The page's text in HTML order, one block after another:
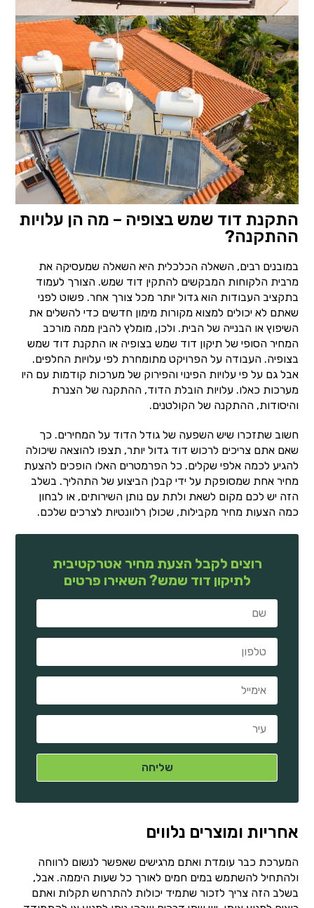
התקנת דוד שמש בצופיה – מה הן עלויות
ההתקנה?
במובנים רבים, השאלה הכלכלית היא השאלה שמעסיקה את
מרבית הלקוחות המבקשים להתקין דוד שמש. הצורך לעמוד
בתקציב העבודות הוא גדול יותר מכל צורך אחר. פשוט לפני
שאתם לא יכולים למצוא מקורות מימון חדשים כדי להשלים את
השיפוץ או הבנייה של הבית. ולכן, מומלץ להבין ממה מורכב
המחיר הסופי של תיקון דוד שמש בצופיה או התקנת דוד שמש
בצופיה. העבודה על הפרויקט מתומחרת לפי עלויות החלפים.
אבל גם על פי עלויות הפינוי והפירוק של מערכות קודמות עם היו
מערכות כאלו. עלויות הובלת הדוד, ההתקנה של הצנרת
והיסודות, ההתקנה של הקולטנים.
חשוב שתזכרו שיש השפעה של גודל הדוד על המחירים. כך
שאם אתם צריכים לרכוש דוד גדול יותר, תצפו להוצאה שיכולה
להגיע לכמה אלפי שקלים. כל הפרמטרים האלו הופכים להצעת
מחיר אחת שמסופקת על ידי קבלן הביצוע של התהליך. בשלב
הזה יש לכם מקום לשאת ולתת עם נותן השירותים, או לבחון
כמה הצעות מחיר מקבילות, שכולן רלוונטיות לצרכים שלכם.
רוצים לקבל הצעת מחיר אטרקטיבית
לתיקון דוד שמש? השאירו פרטים
אחריות ומוצרים נלווים
המערכת כבר עומדת ואתם מרגישים שאפשר לנשום לרווחה
ולהתחיל להשתמש במים חמים לאורך כל שעות היממה. אבל,
בשלב הזה צריך לזכור שתמיד יכולות להתרחש תקלות ואתם